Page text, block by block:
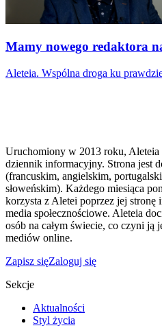
Mamy nowego redaktora
Aleteia. Wspólna droga ku
Uruchomiony w 2013 roku, Aleteia
dziennik informacyjny. Strona jest
(francuskim, angielskim,
słoweńskim). Każdego miesiąca
korzysta z Aletei poprzez jej stronę
media społecznościowe. Aleteia
osób na całym świecie, co czyni
mediów online.
Zapisz sięZaloguj się
Sekcje
Aktualności
Styl życia